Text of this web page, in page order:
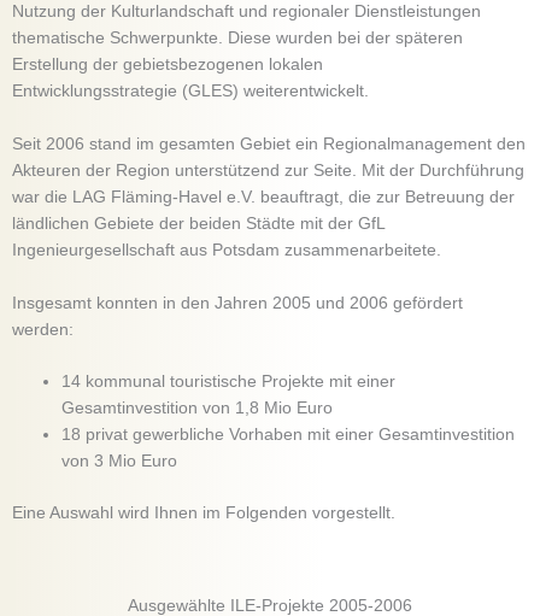
Nutzung der Kulturlandschaft und regionaler Dienstleistungen
thematische Schwerpunkte. Diese wurden bei der späteren
Erstellung der gebietsbezogenen lokalen
Entwicklungsstrategie (GLES) weiterentwickelt.
Seit 2006 stand im gesamten Gebiet ein Regionalmanagement den
Akteuren der Region unterstützend zur Seite. Mit der Durchführung
war die LAG Fläming-Havel e.V. beauftragt, die zur Betreuung der
ländlichen Gebiete der beiden Städte mit der GfL
Ingenieurgesellschaft aus Potsdam zusammenarbeitete.
Insgesamt konnten in den Jahren 2005 und 2006 gefördert
werden:
14 kommunal touristische Projekte mit einer
Gesamtinvestition von 1,8 Mio Euro
18 privat gewerbliche Vorhaben mit einer Gesamtinvestition
von 3 Mio Euro
Eine Auswahl wird Ihnen im Folgenden vorgestellt.
Ausgewählte ILE-Projekte 2005-2006